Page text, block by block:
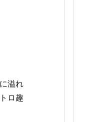
溢れ
ロ趣